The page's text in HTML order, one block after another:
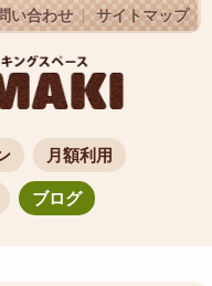
月額利用
ブログ
い合わせ サイトマップ